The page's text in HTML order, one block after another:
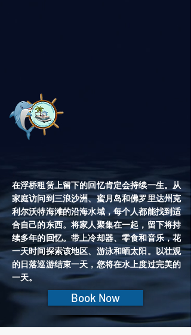
在浮桥租赁上留下的回忆肯定会持续一生。从
家庭访问到三浪沙洲、蜜月岛和佛罗里达州克
利尔沃特海滩的沿海水域，每个人都能找到适
合自己的东西。将家人聚集在一起，留下将持
续多年的回忆。带上冷却器、零食和音乐，花
一天时间探索该地区、游泳和晒太阳。以壮观
的日落巡游结束一天，您将在水上度过完美的
一天。
Book Now